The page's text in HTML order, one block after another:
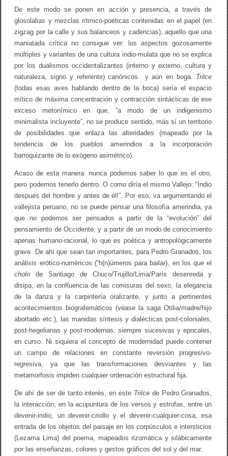
De este modo se ponen en acción y presencia, a través de
glosolalias y mezclas rítmico-poéticas contenidas en el papel (en
zigzag por la calle y sus balanceos y cadencias), aquello que una
maniatada crítica no consigue ver: los aspectos gozosamente
múltiples y variantes de una cultura indio-mulata que no se explica
por los dualismos occidentalizantes (interno y externo, cultura y
naturaleza, signo y referente) canónicos y aún en boga. Trilce
(todas esas aves hablando dentro de la boca) sería el espacio
mítico de máxima concentración y contracción sintácticas de ese
exceso metonímico en que, “a modo de un indigenismo
minimalista incluyente”, no se produce sentido, más sí un territorio
de posibilidades que enlaza las alteridades (mapeado por la
tendencia de los pueblos amerindios a la incorporación
barroquizante de lo exógeno asimétrico).
Acaso de esta manera: nunca podemos saber lo que es el otro,
pero podemos tenerlo dentro. O como diría el mismo Vallejo: “Indio
después del hombre y antes de él!”. Por eso, va argumentando el
vallejista peruano, no se puede pensar una filosofía amerindia, ya
que no podemos ser pensados a partir de la “evolución” del
pensamiento de Occidente, y a partir de un modo de conocimiento
apenas humano-racional, lo que es poética y antropológicamente
grave. De ahí que sean tan importantes, para Pedro Granados, los
análisis erótico-numéricos (“h(n)úmeros para bailar), en los que el
cholo de Santiago de Chuco/Trujillo/Lima/París desenreda y
disipa, en la confluencia de las comisuras del sexo, la elegancia
de la danza y la carpintería oralizante, y junto a pertinentes
acontecimientos biografemáticos (véase la saga Otilia/madre/hijo
abortado etc.), las manidas síntesis y dialécticas post-coloniales,
post-hegelianas y post-modernas, siempre sucesivas y epocales,
en curso. Ni siquiera el concepto de modernidad puede contener
un campo de relaciones en constante reversión progresivo-
regresiva, ya que las transformaciones desviantes y las
metamorfosis impiden cualquier ordenación estructural fija.
De ahí de ser de tanto interés, en este Trilcede Pedro Granados,
la interacción, en la acupuntura de los versos y estrofas, entre un
devenir-indio, un devenir-criollo y el devenir-cualquier-cosa, esa
entrada de los objetos del paisaje en los corpúsculos e intersticios
(Lezama Lima) del poema, mapeados rizomática y silábicamente
por las enseñanzas, colores y gestos gráficos del sol y del mar.